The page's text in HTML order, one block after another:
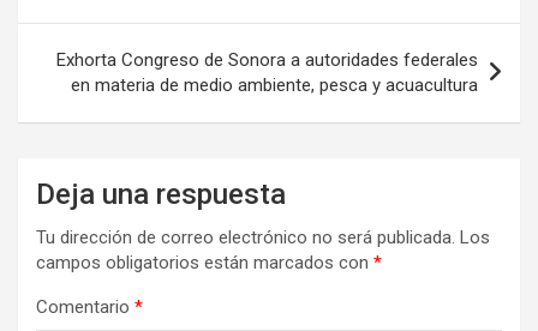
entradas
Exhorta Congreso de Sonora a autoridades federales
en materia de medio ambiente, pesca y acuacultura
Deja una respuesta
Tu dirección de correo electrónico no será publicada. Los
campos obligatorios están marcados con *
Comentario *